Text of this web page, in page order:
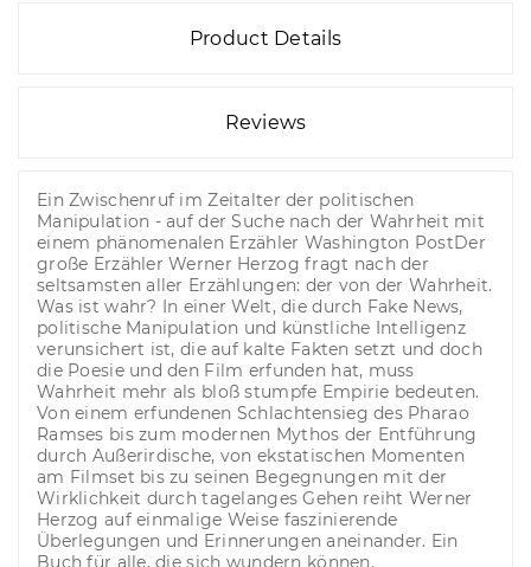
Product Details
Reviews
Ein Zwischenruf im Zeitalter der politischen
Manipulation - auf der Suche nach der Wahrheit mit
einem phänomenalen Erzähler Washington PostDer
große Erzähler Werner Herzog fragt nach der
seltsamsten aller Erzählungen: der von der Wahrheit.
Was ist wahr? In einer Welt, die durch Fake News,
politische Manipulation und künstliche Intelligenz
verunsichert ist, die auf kalte Fakten setzt und doch
die Poesie und den Film erfunden hat, muss
Wahrheit mehr als bloß stumpfe Empirie bedeuten.
Von einem erfundenen Schlachtensieg des Pharao
Ramses bis zum modernen Mythos der Entführung
durch Außerirdische, von ekstatischen Momenten
am Filmset bis zu seinen Begegnungen mit der
Wirklichkeit durch tagelanges Gehen reiht Werner
Herzog auf einmalige Weise faszinierende
Überlegungen und Erinnerungen aneinander. Ein
Buch für alle, die sich wundern können.